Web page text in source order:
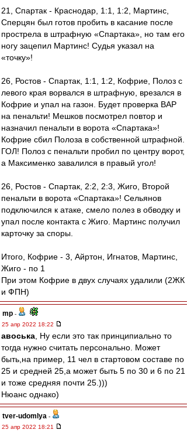
21, Спартак - Краснодар, 1:1, 1:2, Мартинс,
Сперцян был готов пробить в касание после
прострела в штрафную «Спартака», но там его
ногу зацепил Мартинс! Судья указал на
«точку»!
26, Ростов - Спартак, 1:1, 1:2, Кофрие, Полоз с
левого края ворвался в штрафную, врезался в
Кофрие и упал на газон. Будет проверка ВАР
на пенальти! Мешков посмотрел повтор и
назначил пенальти в ворота «Спартака»!
Кофрие сбил Полоза в собственной штрафной.
ГОЛ! Полоз с пенальти пробил по центру ворот,
а Максименко завалился в правый угол!
26, Ростов - Спартак, 2:2, 2:3, Жиго, Второй
пенальти в ворота «Спартака»! Сельянов
подключился к атаке, смело полез в обводку и
упал после контакта с Жиго. Мартинс получил
карточку за споры.
Итого, Кофрие - 3, Айртон, Игнатов, Мартинс,
Жиго - по 1
При этом Кофрие в двух случаях удалили (2ЖК
и ФПН)
mp -
25 апр 2022 18:22
авоська , Ну если это так принципиально то
тогда нужно считать персонально. Может
быть,на пример, 11 чел в стартовом составе по
25 и средней 25,а может быть 5 по 30 и 6 по 21
и тоже средняя почти 25.)))
Нюанс однако)
tver-udomlya -
25 апр 2022 18:21